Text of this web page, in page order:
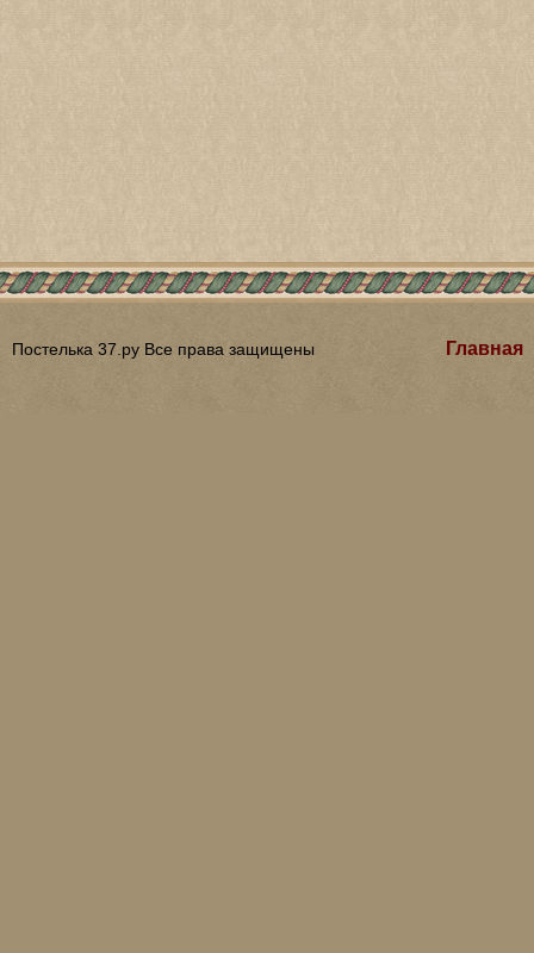
Постелька 37.ру Все права защищены Главная